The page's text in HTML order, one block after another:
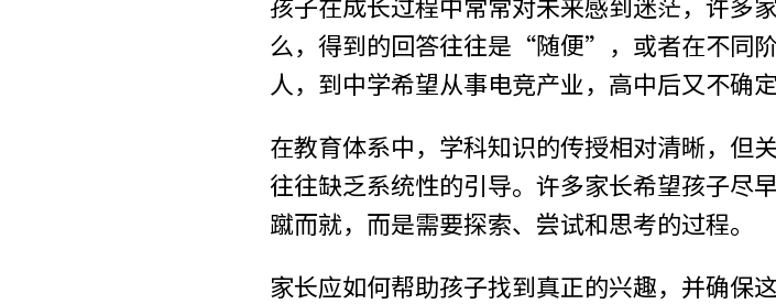
么，得到的回答往往是“随便”，或者在不同
人，到中学希望从事电竞产业，高中后又不确
在教育体系中，学科知识的传授相对清晰，但
往往缺乏系统性的引导。许多家长希望孩子尽
蹴而就，而是需要探索、尝试和思考的过程。
家长应如何帮助孩子找到真正的兴趣，并确保